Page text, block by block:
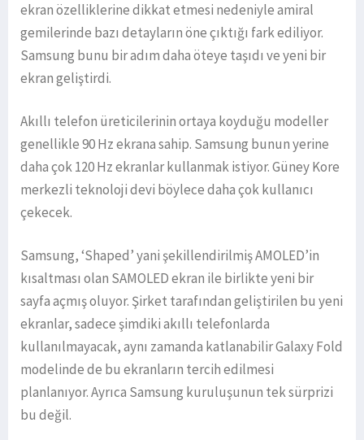
ekran özelliklerine dikkat etmesi nedeniyle amiral
gemilerinde bazı detayların öne çıktığı fark ediliyor.
Samsung bunu bir adım daha öteye taşıdı ve yeni bir
ekran geliştirdi.
Akıllı telefon üreticilerinin ortaya koyduğu modeller
genellikle 90 Hz ekrana sahip. Samsung bunun yerine
daha çok 120 Hz ekranlar kullanmak istiyor. Güney Kore
merkezli teknoloji devi böylece daha çok kullanıcı
çekecek.
Samsung, ‘Shaped’ yani şekillendirilmiş AMOLED’in
kısaltması olan SAMOLED ekran ile birlikte yeni bir
sayfa açmış oluyor. Şirket tarafından geliştirilen bu yeni
ekranlar, sadece şimdiki akıllı telefonlarda
kullanılmayacak, aynı zamanda katlanabilir Galaxy Fold
modelinde de bu ekranların tercih edilmesi
planlanıyor. Ayrıca Samsung kuruluşunun tek sürprizi
bu değil.